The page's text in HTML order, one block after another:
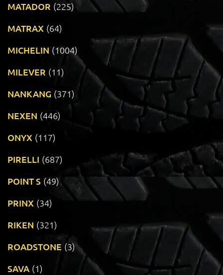
MATADOR (225)
MATRAX (64)
MICHELIN (1004)
MILEVER (11)
NANKANG (371)
NEXEN (446)
ONYX (117)
PIRELLI (687)
POINT S (49)
PRINX (34)
RIKEN (321)
ROADSTONE (3)
SAVA (1)